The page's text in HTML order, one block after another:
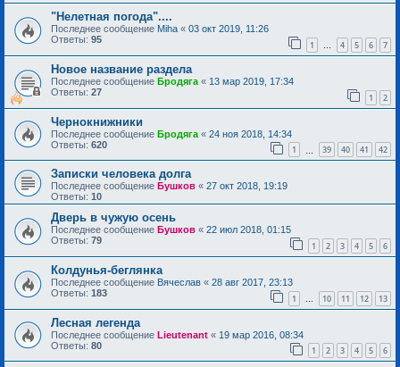
"Нелетная погода"....
Последнее сообщение Miha « 03 окт 2019, 11:26
Ответы: 95 1 … 4 5 6 7
Новое название раздела
Последнее сообщение Бродяга « 13 мар 2019, 17:34
Ответы: 27 1 2
Чернокнижники
Последнее сообщение Бродяга « 24 ноя 2018, 14:34
Ответы: 620 1 39 40 41 42
Записки человека долга
Последнее сообщение Бушков « 27 окт 2018, 19:19
Ответы: 10
Дверь в чужую осень
Последнее сообщение Бушков « 22 июл 2018, 01:15
Ответы: 79 1 2 3 4 5 6
Колдунья-беглянка
Последнее сообщение Вячеслав « 28 авг 2017, 23:13
Ответы: 183 1 10 11 12 13
Лесная легенда
Последнее сообщение Lieutenant « 19 мар 2016, 08:34
Ответы: 80 1 2 3 4 5 6